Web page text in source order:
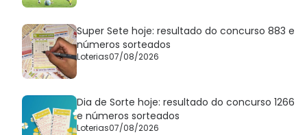
Super Sete hoje: resultado do concurso 883 e
números sorteados
Loterias07/08/2026
Dia de Sorte hoje: resultado do concurso 1266
e números sorteados
Loterias07/08/2026